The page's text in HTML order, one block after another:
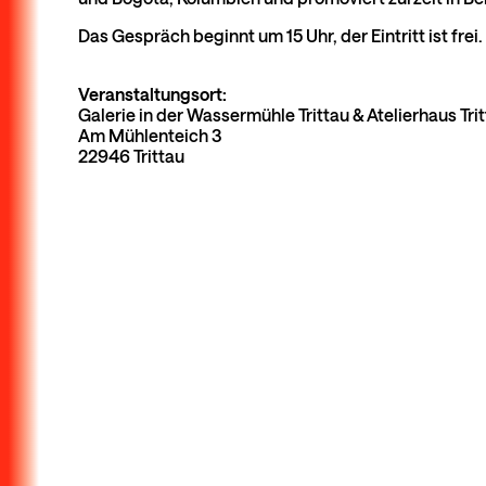
Das Gespräch beginnt um 15 Uhr, der Eintritt ist frei.
Veranstaltungsort:
Galerie in der Wassermühle Trittau & Atelierhaus
Am Mühlenteich 3
22946 Trittau